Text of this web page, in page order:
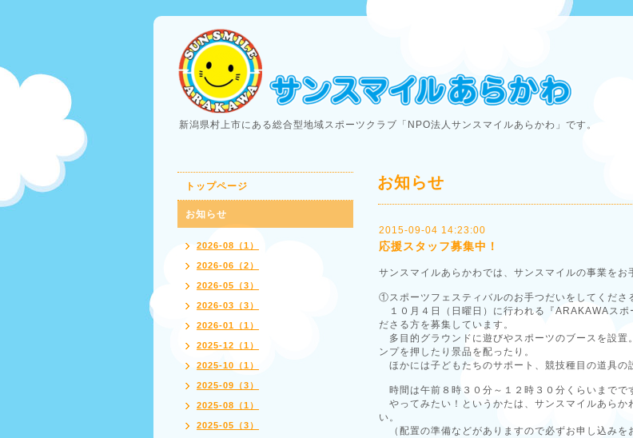
新潟県村上市にある総合型地域スポーツクラブ「NPO法人サンスマイルあらかわ」です。
お知らせ
2015-09-04 14:23:00
応援スタッフ募集中！
サンスマイルあらかわでは、サンスマイルの事業をお
①スポーツフェスティバルのお手つだいをしてくださ
１０月４日（日曜日）に行われる『ARAKAWAスポ
ださる方を募集しています。
多目的グラウンドに遊びやスポーツのブースを設置
ンプを押したり景品を配ったり。
ほかには子どもたちのサポート、競技種目の道具の
時間は午前８時３０分～１２時３０分くらいまでで
やってみたい！というかたは、サンスマイルあらか
い。
（配置の準備などがありますので必ずお申し込みを
トップページ
お知らせ
2026-08（1）
2026-06（2）
2026-05（3）
2026-03（3）
2026-01（1）
2025-12（1）
2025-10（1）
2025-09（3）
2025-08（1）
2025-05（3）